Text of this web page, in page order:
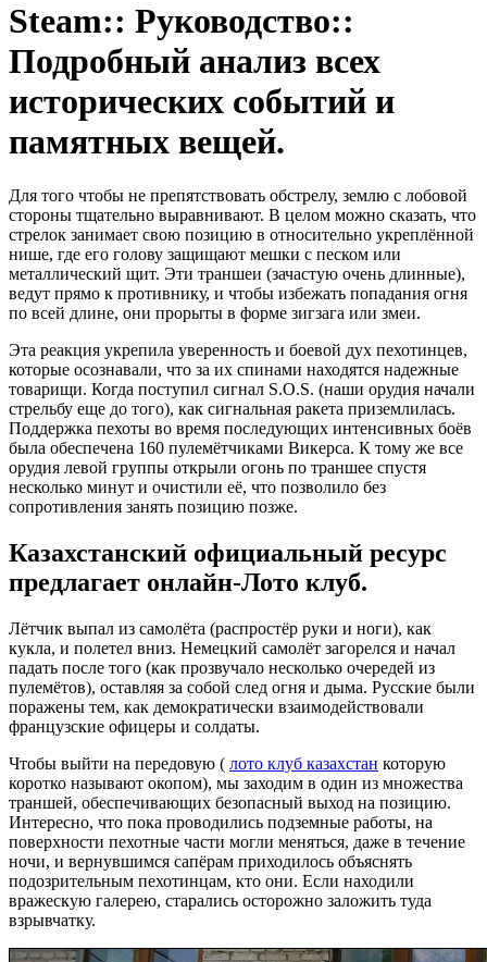
Steam:: Руководство::
Подробный анализ всех
исторических событий и
памятных вещей.
Для того чтобы не препятствовать обстрелу, землю с лобовой
стороны тщательно выравнивают. В целом можно сказать, что
стрелок занимает свою позицию в относительно укреплённой
нише, где его голову защищают мешки с песком или
металлический щит. Эти траншеи (зачастую очень длинные),
ведут прямо к противнику, и чтобы избежать попадания огня
по всей длине, они прорыты в форме зигзага или змеи.
Эта реакция укрепила уверенность и боевой дух пехотинцев,
которые осознавали, что за их спинами находятся надежные
товарищи. Когда поступил сигнал S.O.S. (наши орудия начали
стрельбу еще до того), как сигнальная ракета приземлилась.
Поддержка пехоты во время последующих интенсивных боёв
была обеспечена 160 пулемётчиками Викерса. К тому же все
орудия левой группы открыли огонь по траншее спустя
несколько минут и очистили её, что позволило без
сопротивления занять позицию позже.
Казахстанский официальный ресурс
предлагает онлайн-Лото клуб.
Лётчик выпал из самолёта (распростёр руки и ноги), как
кукла, и полетел вниз. Немецкий самолёт загорелся и начал
падать после того (как прозвучало несколько очередей из
пулемётов), оставляя за собой след огня и дыма. Русские были
поражены тем, как демократически взаимодействовали
французские офицеры и солдаты.
Чтобы выйти на передовую ( лото клуб казахстан которую
коротко называют окопом), мы заходим в один из множества
траншей, обеспечивающих безопасный выход на позицию.
Интересно, что пока проводились подземные работы, на
поверхности пехотные части могли меняться, даже в течение
ночи, и вернувшимся сапёрам приходилось объяснять
подозрительным пехотинцам, кто они. Если находили
вражескую галерею, старались осторожно заложить туда
взрывчатку.